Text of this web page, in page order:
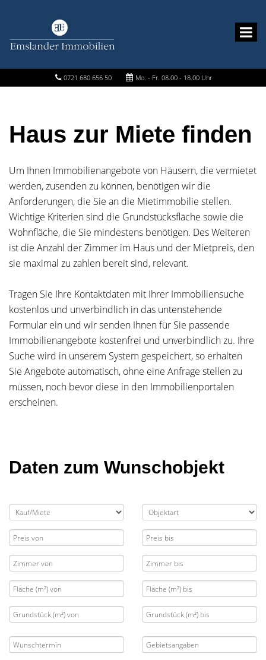
0721 680 656 50 Mo. - Fr. 08.00 - 18.00 Uhr
Haus zur Miete finden
Um Ihnen Immobilienangebote von Häusern, die vermietet
werden, zusenden zu können, benötigen wir die
Anforderungen, die Sie an die Mietimmobilie stellen.
Wichtige Kriterien sind die Grundstücksfläche sowie die
Wohnfläche, die Sie mindestens benötigen. Des Weiteren
ist die Anzahl der Zimmer im Haus und der Mietpreis, den
sie maximal zu zahlen bereit sind, relevant.
Tragen Sie Ihre Kontaktdaten mit Ihrer Immobiliensuche
kostenlos und unverbindlich in das untenstehende
Formular ein und wir senden Ihnen für Sie passende
Immobilienangebote kostenfrei und unverbindlich zu. Ihre
Suche wird in unserem System gespeichert, so erhalten
Sie Angebote automatisch, ohne eine Anfrage stellen zu
müssen, noch bevor diese in den Immobilienportalen
erscheinen.
Daten zum Wunschobjekt